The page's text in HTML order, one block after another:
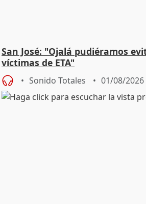
San José: "Ojalá pudiéramos
víctimas de ETA"
Sonido Totales 01/08/2026